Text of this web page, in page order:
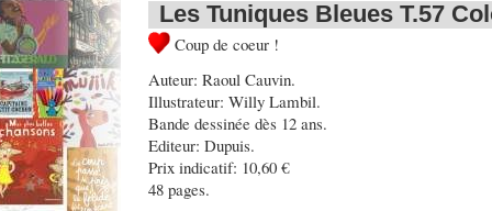
Les Tuniques Bleues T.57
Coup de coeur !
Auteur: Raoul Cauvin.
Illustrateur: Willy Lambil.
Bande dessinée dès 12 ans.
Editeur: Dupuis.
Prix indicatif: 10,60 €
48 pages.